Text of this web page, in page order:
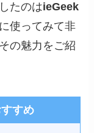
たのはieGeek
使ってみて非
の魅力をご紹
すめ